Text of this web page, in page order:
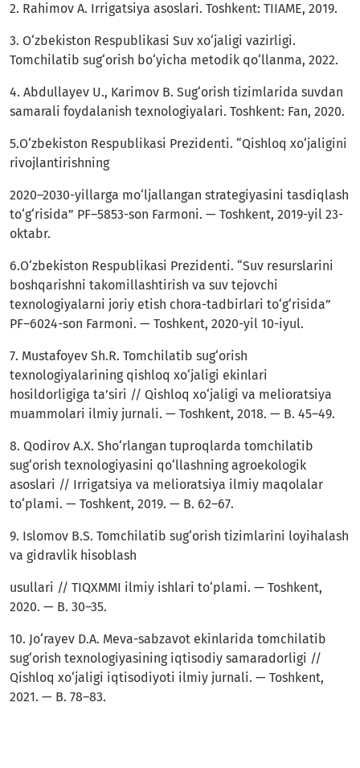
2. Rahimov A. Irrigatsiya asoslari. Toshkent: TIIAME, 2019.
3. O‘zbekiston Respublikasi Suv xo‘jaligi vazirligi.
Tomchilatib sug‘orish bo‘yicha metodik qo‘llanma, 2022.
4. Abdullayev U., Karimov B. Sug‘orish tizimlarida suvdan
samarali foydalanish texnologiyalari. Toshkent: Fan, 2020.
5.O‘zbekiston Respublikasi Prezidenti. “Qishloq xo‘jaligini
rivojlantirishning
2020–2030-yillarga mo‘ljallangan strategiyasini tasdiqlash
to‘g‘risida” PF–5853-son Farmoni. — Toshkent, 2019-yil 23-
oktabr.
6.O‘zbekiston Respublikasi Prezidenti. “Suv resurslarini
boshqarishni takomillashtirish va suv tejovchi
texnologiyalarni joriy etish chora-tadbirlari to‘g‘risida”
PF–6024-son Farmoni. — Toshkent, 2020-yil 10-iyul.
7. Mustafoyev Sh.R. Tomchilatib sug‘orish
texnologiyalarining qishloq xo‘jaligi ekinlari
hosildorligiga ta’siri // Qishloq xo‘jaligi va melioratsiya
muammolari ilmiy jurnali. — Toshkent, 2018. — B. 45–49.
8. Qodirov A.X. Sho‘rlangan tuproqlarda tomchilatib
sug‘orish texnologiyasini qo‘llashning agroekologik
asoslari // Irrigatsiya va melioratsiya ilmiy maqolalar
to‘plami. — Toshkent, 2019. — B. 62–67.
9. Islomov B.S. Tomchilatib sug‘orish tizimlarini loyihalash
va gidravlik hisoblash
usullari // TIQXMMI ilmiy ishlari to‘plami. — Toshkent,
2020. — B. 30–35.
10. Jo‘rayev D.A. Meva-sabzavot ekinlarida tomchilatib
sug‘orish texnologiyasining iqtisodiy samaradorligi //
Qishloq xo‘jaligi iqtisodiyoti ilmiy jurnali. — Toshkent,
2021. — B. 78–83.